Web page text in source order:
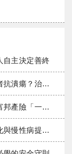
自主決定善終
保給付困境一次看
遠距醫療與緊急救援
病提早報到